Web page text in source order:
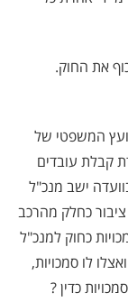
את החוק.
המשפטי של
קבלת עובדים
ישב מנכ"ל
כחלק מהרכב
כחוק למנכ"ל
לו סמכויות,
כדין ?